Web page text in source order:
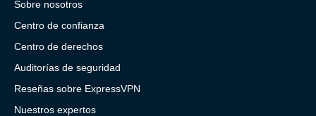
Sobre nosotros
Centro de confianza
Centro de derechos
Auditorías de seguridad
Reseñas sobre ExpressVPN
Nuestros expertos